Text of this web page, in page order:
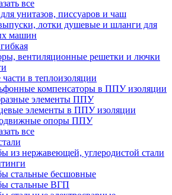
все
унитазов, писсуаров и чаш
лотки душевые и шланги для
машин
вентиляционные решетки и лючки
в теплоизоляции
компенсаторы в ППУ изоляции
элементы ППУ
элементы в ППУ изоляции
опоры ППУ
все
из нержавеющей, углеродистой стали
стальные бесшовные
стальные ВГП